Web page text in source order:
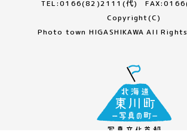
TEL:0166(82)2111(代)
Copyright(C)
Photo town HIGASHIKAWA All